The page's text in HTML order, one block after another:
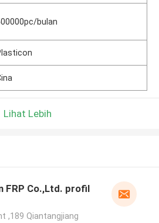
bulan
Lihat Lebih
FRP Co.,Ltd. profil
,189 Qiantangjiang